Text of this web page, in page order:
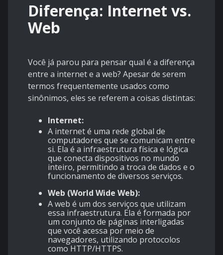
Diferença: Internet vs.
Web
Você já parou para pensar qual é a diferença
entre a internet e a web? Apesar de serem
termos frequentemente usados como
sinônimos, eles se referem a coisas distintas:
Internet:
A internet é uma rede global de
computadores que se comunicam entre
si. Ela é a infraestrutura física e lógica
que conecta dispositivos no mundo
inteiro, permitindo a troca de dados e o
funcionamento de diversos serviços.
Web (World Wide Web):
A web é um dos serviços que utilizam
essa infraestrutura. Ela é formada por
um conjunto de páginas interligadas
que você acessa por meio de
navegadores, utilizando protocolos
como HTTP/HTTPS.